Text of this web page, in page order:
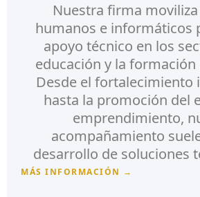
Nuestra firma
humanos e informáticos
apoyo técnico en los
educación y la
Desde el fortalecimiento
hasta la promoción del
emprendimiento,
acompañamiento
desarrollo de soluciones
MÁS INFORMACIÓN →